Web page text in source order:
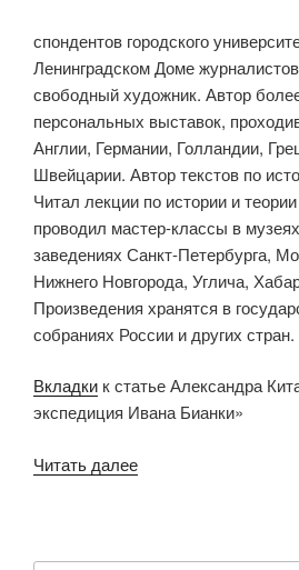
спондентов городского
Ленинградском Доме
свободный художник. Автор
персональных выставок,
Англии, Германии, Голландии,
Швейцарии. Автор текстов по
Читал лекции по истории и
проводил мастер-классы в
заведениях Санкт-Петербурга,
Нижнего Новгорода, Углича,
Произведения хранятся в
собраниях России и других стран.
Вкладки к статье Александра
экспедиция Ивана Бианки»
Читать далее